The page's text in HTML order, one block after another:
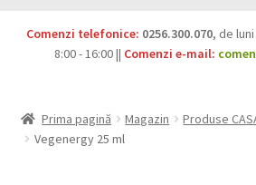
Pesticide
Comenzi telefonice: 0256.300.070, de
8:00 - 16:00 || Comenzi e-mail:
Prima pagină Magazin Produse
Vegenergy 25 ml